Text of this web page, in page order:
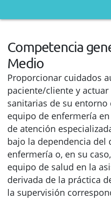
Competencia
Medio
Proporcionar cuidados
paciente/cliente y
sanitarias de su
equipo de enfermería
de atención
bajo la dependencia del
enfermería o, en su
equipo de salud en la
derivada de la práctica
la supervisión